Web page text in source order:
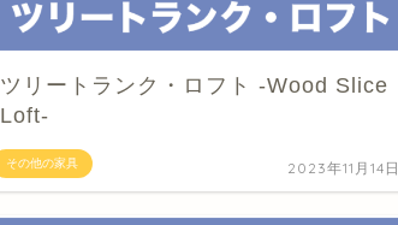
その他の家具
ツリートランク・ロフト -Wood Slice
Loft-
2023年11月14日